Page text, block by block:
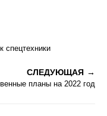
спецтехники
СЛЕДУЮЩАЯ
планы на 2022 год